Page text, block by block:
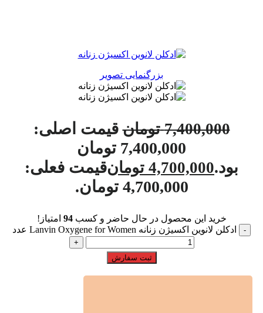
بزرگنمایی تصویر
7,400,000 تومان قیمت اصلی:
7,400,000 تومان
بود.4,700,000 تومانقیمت فعلی:
4,700,000 تومان.
خرید این محصول در حال حاضر و کسب94 امتیاز!
ادکلن لانوین اکسیژن زنانه Lanvin Oxygene for Women عدد
ثبت سفارش